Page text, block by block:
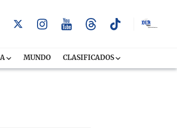
MUNDO CLASIFICADOS